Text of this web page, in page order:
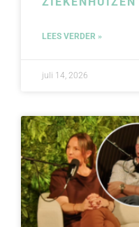
LEES VERDER »
juli 14, 2026